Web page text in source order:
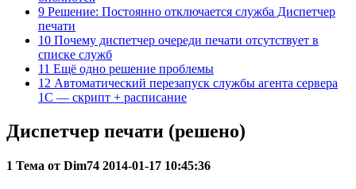
9 Решение: Постоянно отключается служба Диспетчер
печати
10 Почему диспетчер очереди печати отсутствует в
списке служб
11 Ещё одно решение проблемы
12 Автоматический перезапуск службы агента сервера
1С — скрипт + расписание
Диспетчер печати (решено)
1 Тема от Dim74 2014-01-17 10:45:36